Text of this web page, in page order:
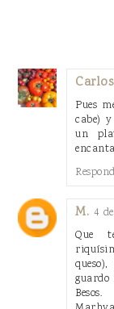
Pues
cabe)
un
M. 4
Que
Besos.